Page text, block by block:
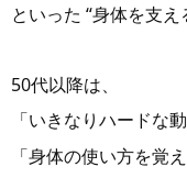
といった “身体を支え
50代以降は、
「いきなりハードな
「身体の使い方を覚